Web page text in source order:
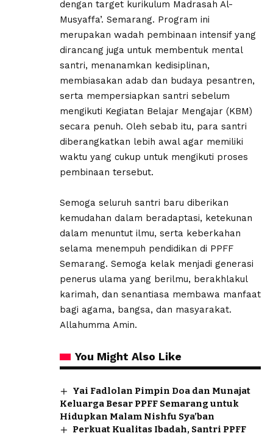
dengan target kurikulum Madrasah Al-
Musyaffa’. Semarang. Program ini
merupakan wadah pembinaan intensif yang
dirancang juga untuk membentuk mental
santri, menanamkan kedisiplinan,
membiasakan adab dan budaya pesantren,
serta mempersiapkan santri sebelum
mengikuti Kegiatan Belajar Mengajar (KBM)
secara penuh. Oleh sebab itu, para santri
diberangkatkan lebih awal agar memiliki
waktu yang cukup untuk mengikuti proses
pembinaan tersebut.
Semoga seluruh santri baru diberikan
kemudahan dalam beradaptasi, ketekunan
dalam menuntut ilmu, serta keberkahan
selama menempuh pendidikan di PPFF
Semarang. Semoga kelak menjadi generasi
penerus ulama yang berilmu, berakhlakul
karimah, dan senantiasa membawa manfaat
bagi agama, bangsa, dan masyarakat.
Allahumma Amin.
You Might Also Like
Yai Fadlolan Pimpin Doa dan Munajat
Keluarga Besar PPFF Semarang untuk
Hidupkan Malam Nishfu Sya’ban
Perkuat Kualitas Ibadah, Santri PPFF